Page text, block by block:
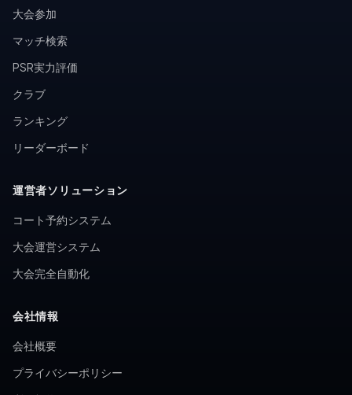
大会参加
マッチ検索
PSR実力評価
クラブ
ランキング
リーダーボード
運営者ソリューション
コート予約システム
大会運営システム
大会完全自動化
会社情報
会社概要
プライバシーポリシー